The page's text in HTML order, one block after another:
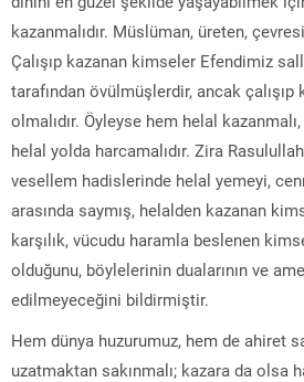
kazanmalıdır. Müslüman, üreten,
Çalışıp kazanan kimseler Efendimiz
tarafından övülmüşlerdir, ancak
olmalıdır. Öyleyse hem helal
helal yolda harcamalıdır. Zira
vesellem hadislerinde helal yemeyi,
arasında saymış, helalden kazanan
karşılık, vücudu haramla beslenen
olduğunu, böylelerinin dualarının ve
edilmeyeceğini bildirmiştir.
Hem dünya huzurumuz, hem de ahiret
uzatmaktan sakınmalı; kazara da olsa